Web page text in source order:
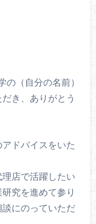
（自分の名前）
き、ありがとう
ドバイスをいた
店で活躍したい
究を進めて参り
にのっていただ